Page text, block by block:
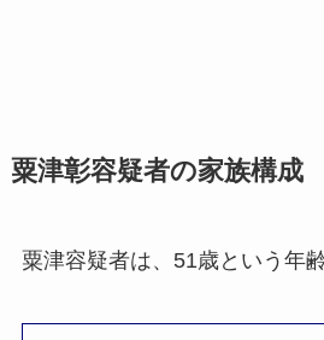
粟津彰容疑者の家族構成
粟津容疑者は、51歳という年